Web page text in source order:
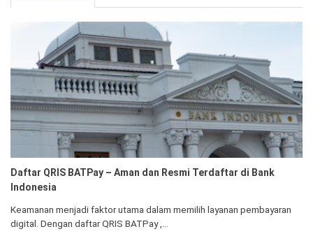
Daftar QRIS BATPay – Aman dan Resmi Terdaftar di Bank
Indonesia
Keamanan menjadi faktor utama dalam memilih layanan pembayaran
digital. Dengan daftar QRIS BATPay ,…